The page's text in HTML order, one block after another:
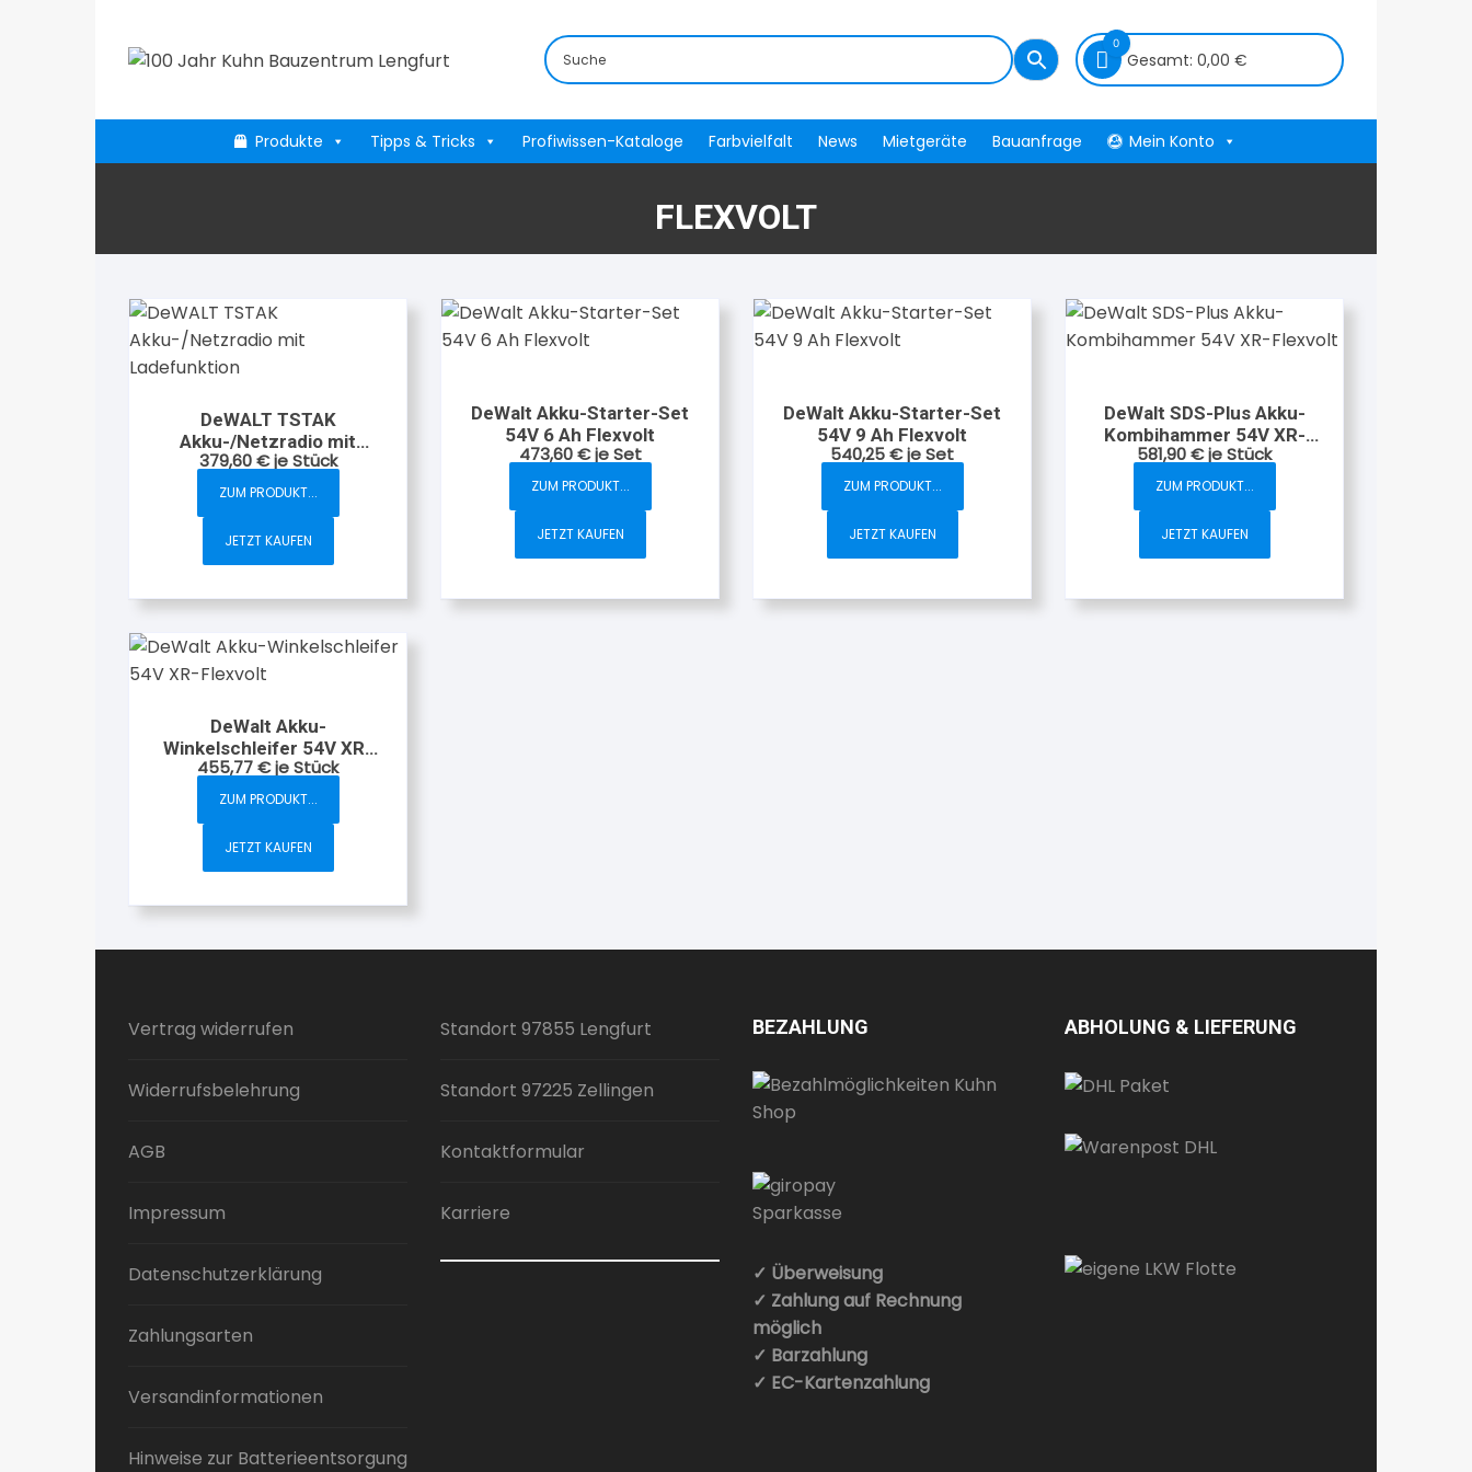
springen
0
Gesamt: 0,00 €
Produkte Tipps & Tricks Profiwissen-Kataloge Farbvielfalt News Mietgeräte Bauanfrage Mein Konto
FLEXVOLT
DeWALT TSTAK
Akku-/Netzradio mit
Ladefunktion
379,60€ je Stück
ZUM PRODUKT...
JETZT KAUFEN
DeWalt Akku-Starter-Set
54V 6 Ah Flexvolt
473,60€ je Set
ZUM PRODUKT...
JETZT KAUFEN
DeWalt Akku-Starter-Set
54V 9 Ah Flexvolt
540,25€je Set
ZUM PRODUKT...
JETZT KAUFEN
DeWalt SDS-Plus Akku-
Kombihammer 54V XR-
Flexvolt
581,90€je Stück
ZUM PRODUKT...
JETZT KAUFEN
DeWalt Akku-
Winkelschleifer 54V XR-
Flexvolt
455,77€je Stück
ZUM PRODUKT...
JETZT KAUFEN
Vertrag widerrufen
Widerrufsbelehrung
AGB
Impressum
Datenschutzerklärung
Zahlungsarten
Versandinformationen
Hinweise zur Batterieentsorgung
Standort 97855 Lengfurt
Standort 97225 Zellingen
Kontaktformular
Karriere
BEZAHLUNG
✓ Überweisung
✓ Zahlung auf Rechnung
möglich
✓ Barzahlung
✓ EC-Kartenzahlung
ABHOLUNG & LIEFERUNG